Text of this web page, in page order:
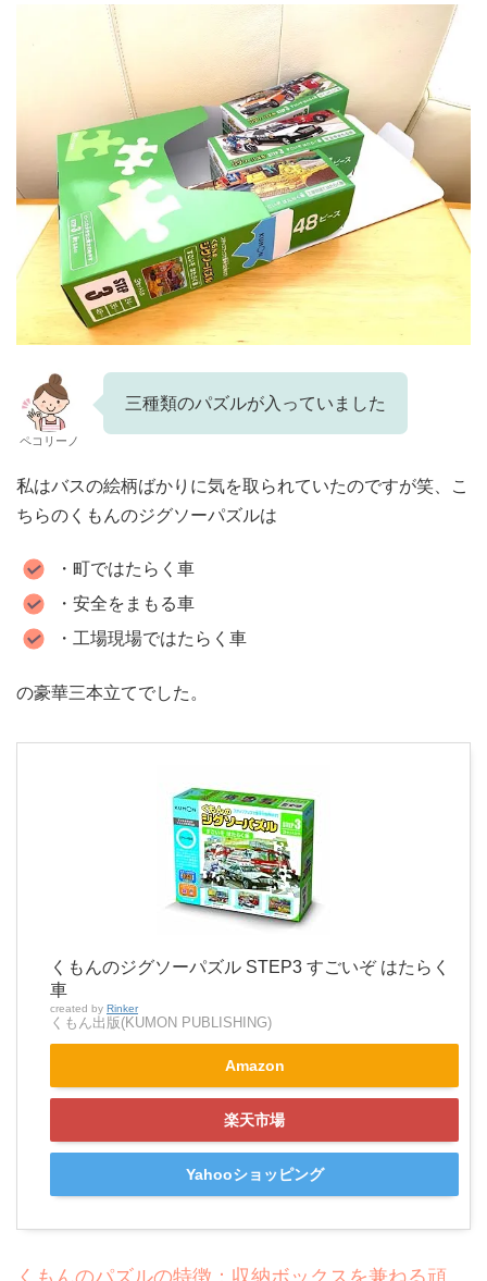
ペコリーノ
三種類のパズルが入っていました
私はバスの絵柄ばかりに気を取られていたのですが笑、こ
ちらのくもんのジグソーパズルは
・町ではたらく車
・安全をまもる車
・工場現場ではたらく車
の豪華三本立てでした。
くもんのジグソーパズル STEP3 すごいぞ はたらく
車
created by Rinker
くもん出版(KUMON PUBLISHING)
Amazon
楽天市場
Yahooショッピング